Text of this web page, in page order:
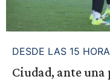
DESDE LAS 15
Ciudad, ante